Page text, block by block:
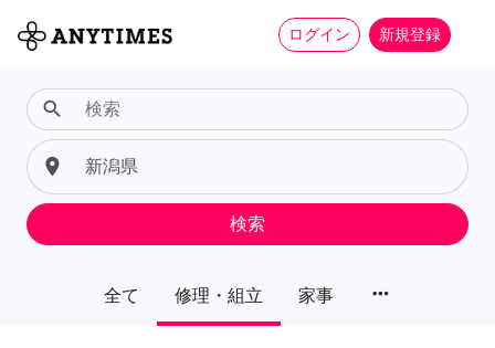
ログイン 新規登録
全て 修理・組立 家事 more_horiz
search
place
検索